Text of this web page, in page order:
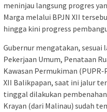
meninjau langsung progres
Marga melalui BPJN XII
hingga kini progress
Gubernur mengatakan, sesuai
Pekerjaan Umum, Penataan
Kawasan Permukiman
XII Balikpapan, saat ini jalur
tinggal dilakukan
Krayan (dari Malinau) sudah